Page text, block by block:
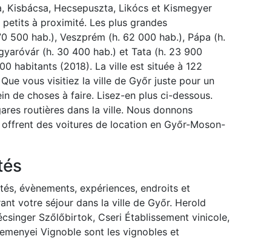
Kisbácsa, Hecsepuszta, Likócs et Kismegyer
à proximité. Les plus grandes
500 hab.), Veszprém (h. 62 000 hab.), Pápa (h.
(h. 30 400 hab.) et Tata (h. 23 900
habitants (2018). La ville est située à 122
vous visitiez la ville de Győr juste pour un
de choses à faire. Lisez-en plus ci-dessous.
routières dans la ville. Nous donnons
des voitures de location en Győr-Moson-
évènements, expériences, endroits et
votre séjour dans la ville de Győr. Herold
Szőlőbirtok, Cseri Établissement vinicole,
Vignoble sont les vignobles et